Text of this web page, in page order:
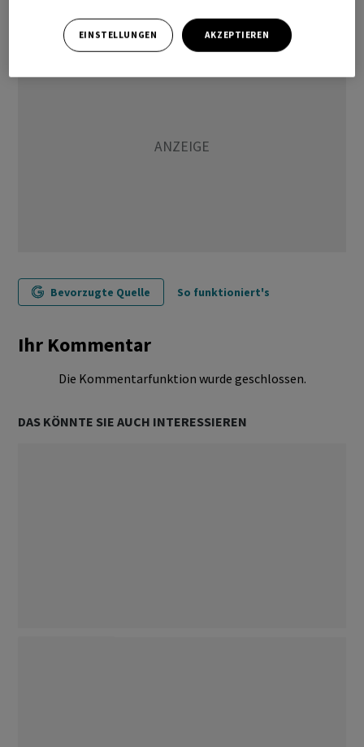
Bevorzugte Quelle So funktioniert's
Ihr Kommentar
Die Kommentarfunktion wurde geschlossen.
DAS KÖNNTE SIE AUCH INTERESSIEREN
EINSTELLUNGEN AKZEPTIEREN